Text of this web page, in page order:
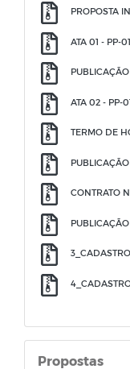
PROPOSTA
ATA 01 - PP-
ATA 02 - PP-
TERMO DE
CONTRATO
Propostas